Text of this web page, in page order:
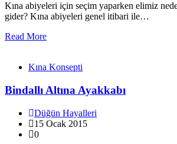
Kına abiyeleri için seçim yaparken elimiz
gider? Kına abiyeleri genel itibari ile…
Read More
Kına Konsepti
Bindallı Altına Ayakkabı
Düğün Hayalleri
15 Ocak 2015
0